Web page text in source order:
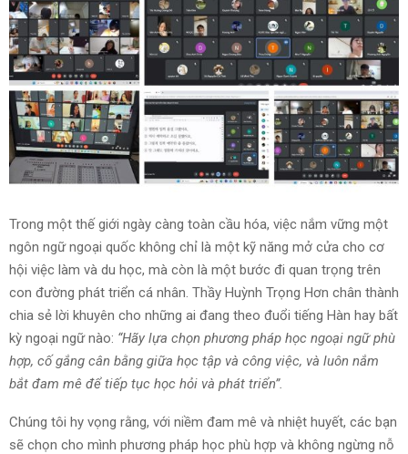
Trong một thế giới ngày càng toàn cầu hóa, việc nắm vững một
ngôn ngữ ngoại quốc không chỉ là một kỹ năng mở cửa cho cơ
hội việc làm và du học, mà còn là một bước đi quan trọng trên
con đường phát triển cá nhân. Thầy Huỳnh Trọng Hơn chân thành
chia sẻ lời khuyên cho những ai đang theo đuổi tiếng Hàn hay bất
kỳ ngoại ngữ nào: “Hãy lựa chọn phương pháp học ngoại ngữ phù
hợp, cố gắng cân bằng giữa học tập và công việc, và luôn nắm
bắt đam mê để tiếp tục học hỏi và phát triển”.
Chúng tôi hy vọng rằng, với niềm đam mê và nhiệt huyết, các bạn
sẽ chọn cho mình phương pháp học phù hợp và không ngừng nỗ